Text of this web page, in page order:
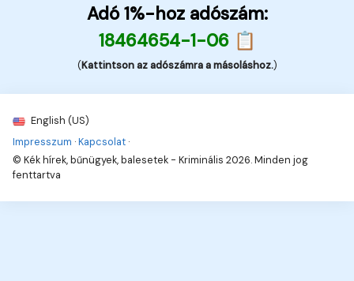
Adó 1%-hoz adószám:
18464654-1-06 📋
(Kattintson az adószámra a másoláshoz.)
English (US)
Impresszum ·Kapcsolat ·
© Kék hírek, bűnügyek, balesetek - Kriminális 2026. Minden jog
fenttartva